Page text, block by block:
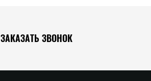
ЗАКАЗАТЬ ЗВОНОК